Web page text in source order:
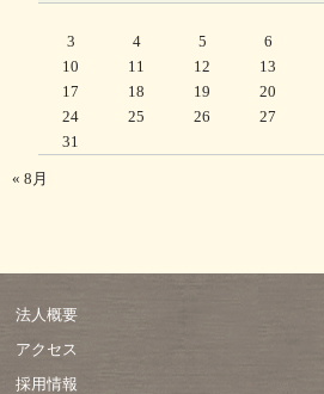
3
4 5 6
10
11 12 13
17
18 19 20
24
25 26 27
31
« 8月
法人概要
アクセス
採用情報